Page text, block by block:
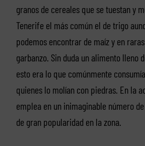
granos de cereales que se tuestan y
Tenerife el más común el de trigo
podemos encontrar de maíz y en
garbanzo. Sin duda un alimento lleno
esto era lo que comúnmente
quienes lo molían con piedras. En la
emplea en un inimaginable número
de gran popularidad en la zona.